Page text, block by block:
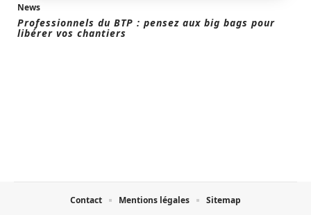
News
Professionnels du BTP : pensez aux big bags pour
libérer vos chantiers
Contact Mentions légales Sitemap